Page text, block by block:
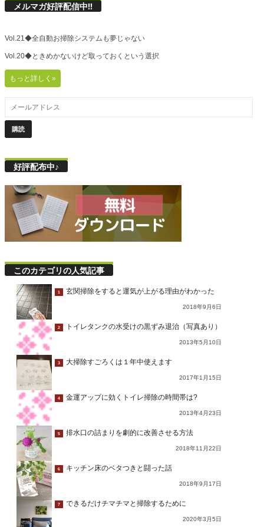
メルマガ好評配信中!!
Vol.21◆全自動お掃除システムも夢じゃない
Vol.20◆ときめかないけど取っておくという選択
もっと詳しく»
好評配布中♪
このカテゴリの人気記事
1 玄関掃除をすると運気が上がる理由がわかった
2018年9月6日
2 トイレタンクの水受けの黒ずみ退治（写真あり）
2013年5月10日
3 大掃除すごろくは１年中使えます
2017年1月15日
4 金運アップに効くトイレ掃除の時間帯は?
2013年4月23日
5 排水口の詰まりを劇的に改善させる方法
2018年11月22日
6 キッチン床のベタつきと闘った話
2018年9月17日
7 できるだけチマチマと掃除するために
2020年3月5日